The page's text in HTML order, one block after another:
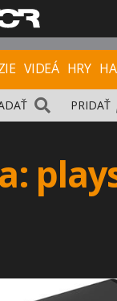
VIDEÁ HRY
PRIDAŤ